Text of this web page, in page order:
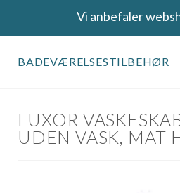
Vi anbefaler
BADEVÆRELSESTILBEHØR
LUXOR
UDEN VASK, MAT